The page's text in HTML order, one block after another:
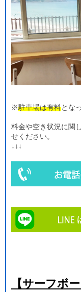
※駐車場は有料とな
料金や空き状況に関
せください。
↓↓↓
【サーフボ